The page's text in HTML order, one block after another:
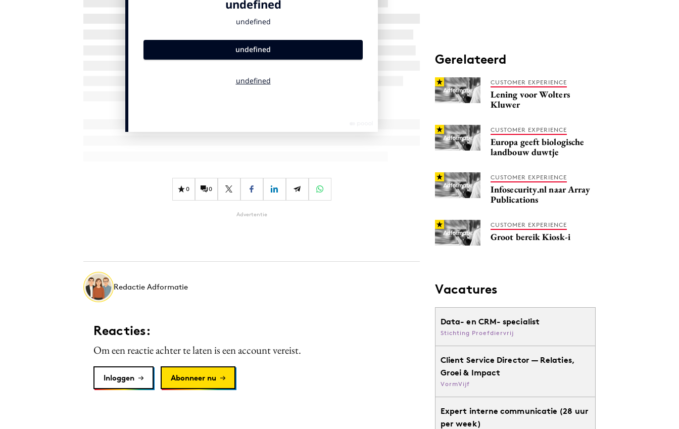
0 0
Advertentie
Redactie Adformatie
Reacties:
Om een reactie achter te laten is een account vereist.
Inloggen Abonneer nu
Gerelateerd
CUSTOMER EXPERIENCE
Lening voor Wolters
Kluwer
CUSTOMER EXPERIENCE
Europa geeft biologische
landbouw duwtje
CUSTOMER EXPERIENCE
Infosecurity.nl naar Array
Publications
CUSTOMER EXPERIENCE
Groot bereik Kiosk-i
Vacatures
Data- en CRM- specialist
Stichting Proefdiervrij
Client Service Director — Relaties,
Groei & Impact
VormVijf
Expert interne communicatie (28 uur
per week)